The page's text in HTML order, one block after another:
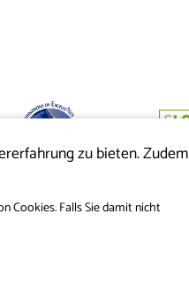
zu bieten. Zudem
Cookies. Falls Sie damit nicht